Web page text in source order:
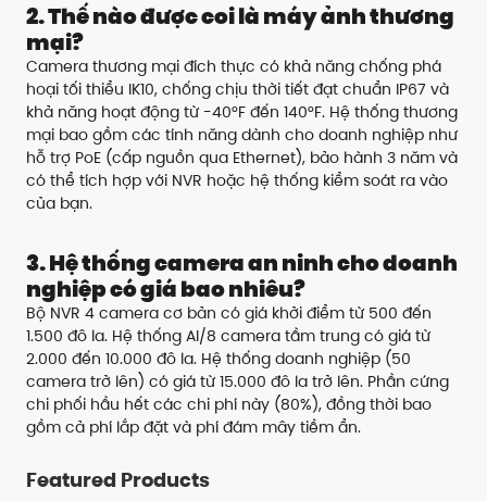
2. Thế nào được coi là máy ảnh thương
mại?
Camera thương mại đích thực có khả năng chống phá
hoại tối thiểu IK10, chống chịu thời tiết đạt chuẩn IP67 và
khả năng hoạt động từ -40°F đến 140°F. Hệ thống thương
mại bao gồm các tính năng dành cho doanh nghiệp như
hỗ trợ PoE (cấp nguồn qua Ethernet), bảo hành 3 năm và
có thể tích hợp với NVR hoặc hệ thống kiểm soát ra vào
của bạn.
3. Hệ thống camera an ninh cho doanh
nghiệp có giá bao nhiêu?
Bộ NVR 4 camera cơ bản có giá khởi điểm từ 500 đến
1.500 đô la. Hệ thống AI/8 camera tầm trung có giá từ
2.000 đến 10.000 đô la. Hệ thống doanh nghiệp (50
camera trở lên) có giá từ 15.000 đô la trở lên. Phần cứng
chi phối hầu hết các chi phí này (80%), đồng thời bao
gồm cả phí lắp đặt và phí đám mây tiềm ẩn.
Featured Products